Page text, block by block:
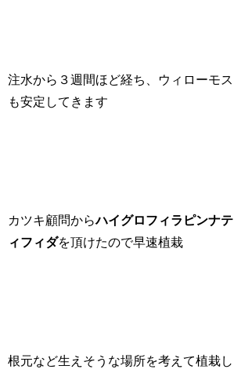
注水から３週間ほど経ち、ウィローモス
も安定してきます
カツキ顧問からハイグロフィラピンナテ
ィフィダを頂けたので早速植栽
根元など生えそうな場所を考えて植栽し